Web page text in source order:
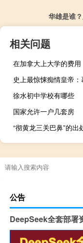
华雄是谁
相关问题
在加拿大上大学的费用
史上最惊悚痴情皇帝
徐水初中学校有哪些
国家允许一户几套房
“彻黄龙三关巴鼻”的出
公告
DeepSeek全套部署